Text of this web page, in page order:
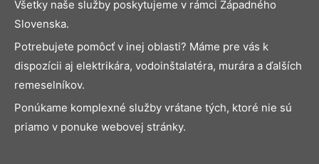
Všetky naše služby poskytujeme v rámci Západného
Slovenska.
Potrebujete pomôcť v inej oblasti? Máme pre vás k
dispozícii aj elektrikára, vodoinštalatéra, murára a ďalších
remeselníkov.
Ponúkame komplexné služby vrátane tých, ktoré nie sú
priamo v ponuke webovej stránky.